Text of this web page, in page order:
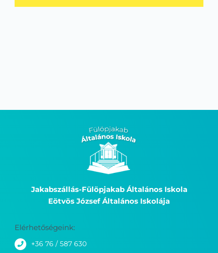
Jakabszállás-Fülöpjakab Általános Iskola
Eötvös József Általános Iskolája
Elérhetőségeink:
+36 76 / 587 630